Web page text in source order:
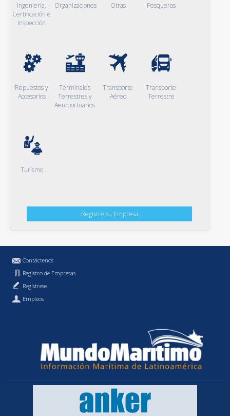
Ingeniería,
Certificación e
Inspección
Organizaciones Otras Pesqueros
Repuestos y
Accesorios
Terminales
Terrestres y
Aeroportuarios
Transporte
Aéreo
Transporte
Terrestre
Turismo
Registre su Empresa
Contáctenos
Registro de Empresas
Regístrese
Empleos
Política de Privacidad
MundoMaritimo.cl es una marca registrada de MundoMaritimo Ltda.
f686c914